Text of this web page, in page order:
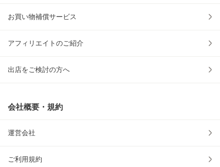
お買い物補償サービス
アフィリエイトのご紹介
出店をご検討の方へ
会社概要・規約
運営会社
ご利用規約